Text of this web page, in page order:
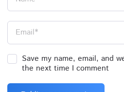
Email*
Save my name, email, and
the next time I comment